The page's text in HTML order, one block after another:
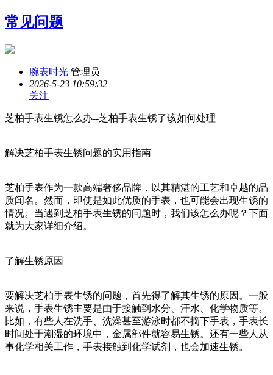
常见问题
腕表时光 管理员
2026-5-23 10:59:32
关注
芝柏手表生锈怎么办--芝柏手表生锈了该如何处理
解决芝柏手表生锈问题的实用指南
芝柏手表作为一款高端奢侈品牌，以其精湛的工艺和卓越的品
质闻名。然而，即使是如此优质的手表，也可能会出现生锈的
情况。当遇到芝柏手表生锈的问题时，我们该怎么办呢？下面
就为大家详细介绍。
了解生锈原因
要解决芝柏手表生锈的问题，首先得了解其生锈的原因。一般
来说，手表生锈主要是由于接触到水分、汗水、化学物质等。
比如，有些人在洗手、洗澡甚至游泳时都不摘下手表，手表长
时间处于潮湿的环境中，金属部件就容易生锈。还有一些人从
事化学相关工作，手表接触到化学试剂，也会加速生锈。